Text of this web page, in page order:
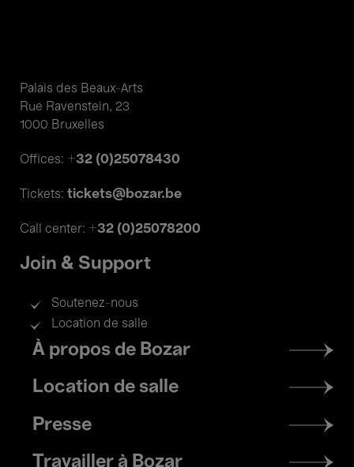
Palais des Beaux-Arts
Rue Ravenstein, 23
1000 Bruxelles
Offices: +32 (0)25078430
Tickets: tickets@bozar.be
Call center: +32 (0)25078200
Join & Support
Soutenez-nous
Location de salle
Footer
menu
À propos de Bozar
Location de salle
Presse
Travailler à Bozar